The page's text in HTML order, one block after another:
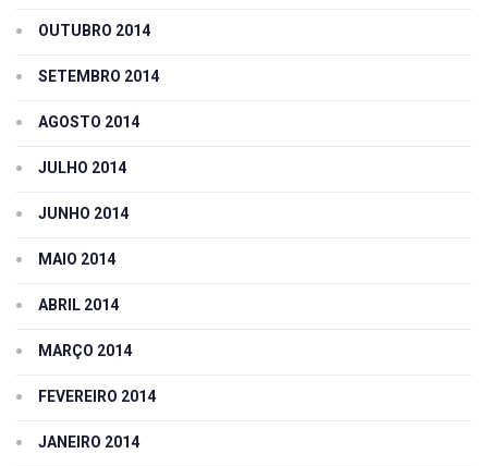
OUTUBRO 2014
SETEMBRO 2014
AGOSTO 2014
JULHO 2014
JUNHO 2014
MAIO 2014
ABRIL 2014
MARÇO 2014
FEVEREIRO 2014
JANEIRO 2014